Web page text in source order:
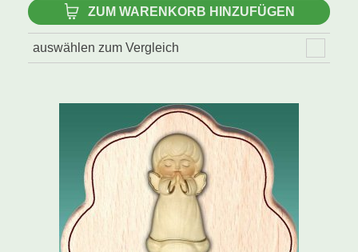
ZUM WARENKORB HINZUFÜGEN
auswählen zum Vergleich